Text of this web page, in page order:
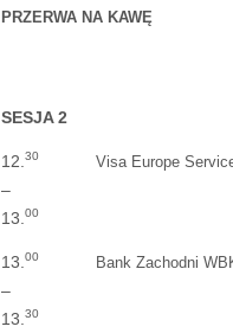
PRZERWA NA KAWĘ
SESJA 2
12. 30
–
13. 00
Visa Europe
13. 00
–
13. 30
Bank Zachodni